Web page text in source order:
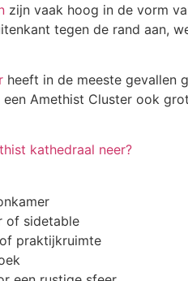
zijn vaak hoog in de vorm
tegen de rand aan,
heeft in de meeste gevallen
Amethist Cluster ook
kathedraal neer?
of sidetable
praktijkruimte